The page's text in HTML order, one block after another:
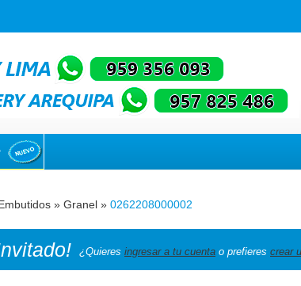
» Granel » 0262208000002
¿Quieres ingresar a tu cuenta o prefieres crear